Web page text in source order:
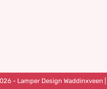
- Lamper Design Waddinxveen |